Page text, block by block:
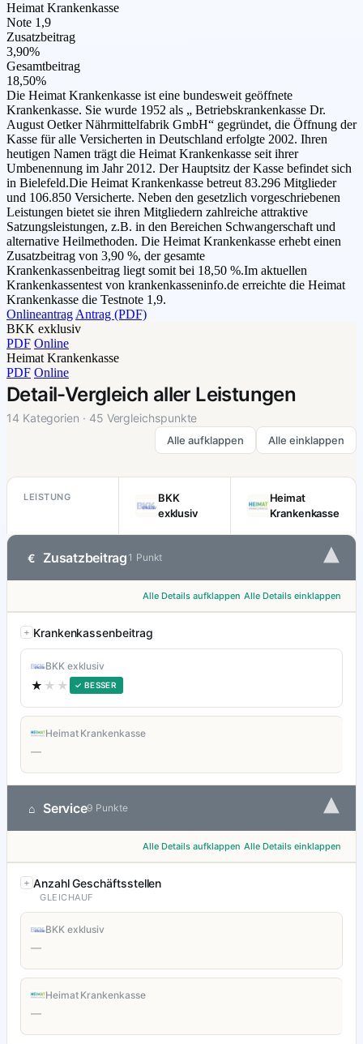
Heimat Krankenkasse
Note 1,9
Zusatzbeitrag
3,90%
Gesamtbeitrag
18,50%
Die Heimat Krankenkasse ist eine bundesweit geöffnete
Krankenkasse. Sie wurde 1952 als „ Betriebskrankenkasse Dr.
August Oetker Nährmittelfabrik GmbH“ gegründet, die Öffnung der
Kasse für alle Versicherten in Deutschland erfolgte 2002. Ihren
heutigen Namen trägt die Heimat Krankenkasse seit ihrer
Umbenennung im Jahr 2012. Der Hauptsitz der Kasse befindet sich
in Bielefeld.Die Heimat Krankenkasse betreut 83.296 Mitglieder
und 106.850 Versicherte. Neben den gesetzlich vorgeschriebenen
Leistungen bietet sie ihren Mitgliedern zahlreiche attraktive
Satzungsleistungen, z.B. in den Bereichen Schwangerschaft und
alternative Heilmethoden. Die Heimat Krankenkasse erhebt einen
Zusatzbeitrag von 3,90 %, der gesamte
Krankenkassenbeitrag liegt somit bei 18,50 %.Im aktuellen
Krankenkassentest von krankenkasseninfo.de erreichte die Heimat
Krankenkasse die Testnote 1,9.
Onlineantrag Antrag (PDF)
BKK exklusiv
PDF Online
Heimat Krankenkasse
PDF Online
Detail-Vergleich aller Leistungen
14 Kategorien · 45 Vergleichspunkte
Alle aufklappen Alle einklappen
LEISTUNG
BKK
exklusiv
Heimat
Krankenkasse
€ Zusatzbeitrag 1 Punkt ▾
Alle Details aufklappen Alle Details einklappen
Krankenkassenbeitrag
BKK exklusiv
★ ★★ ✓ BESSER
Heimat Krankenkasse
—
⌂ Service9 Punkte ▾
Alle Details aufklappen Alle Details einklappen
Anzahl Geschäftsstellen
GLEICHAUF
BKK exklusiv
—
Heimat Krankenkasse
—